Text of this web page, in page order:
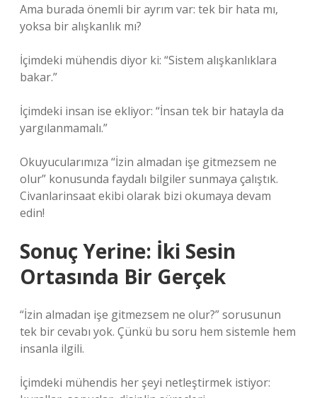
Ama burada önemli bir ayrım var: tek bir hata mı,
yoksa bir alışkanlık mı?
İçimdeki mühendis diyor ki: “Sistem alışkanlıklara
bakar.”
İçimdeki insan ise ekliyor: “İnsan tek bir hatayla da
yargılanmamalı.”
Okuyucularımıza “İzin almadan işe gitmezsem ne
olur” konusunda faydalı bilgiler sunmaya çalıştık.
Civanlarinsaat ekibi olarak bizi okumaya devam
edin!
Sonuç Yerine: İki Sesin
Ortasında Bir Gerçek
“İzin almadan işe gitmezsem ne olur?” sorusunun
tek bir cevabı yok. Çünkü bu soru hem sistemle hem
insanla ilgili.
İçimdeki mühendis her şeyi netleştirmek istiyor: